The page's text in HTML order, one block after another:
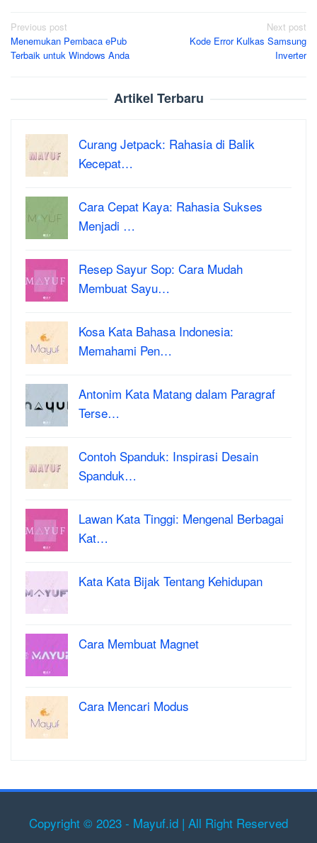
Post
navigation
Previous post
Menemukan Pembaca ePub
Terbaik untuk Windows Anda
Next post
Kode Error Kulkas Samsung
Inverter
Artikel Terbaru
Curang Jetpack: Rahasia di Balik
Kecepat…
Cara Cepat Kaya: Rahasia Sukses
Menjadi …
Resep Sayur Sop: Cara Mudah
Membuat Sayu…
Kosa Kata Bahasa Indonesia:
Memahami Pen…
Antonim Kata Matang dalam Paragraf
Terse…
Contoh Spanduk: Inspirasi Desain
Spanduk…
Lawan Kata Tinggi: Mengenal Berbagai
Kat…
Kata Kata Bijak Tentang Kehidupan
Cara Membuat Magnet
Cara Mencari Modus
Copyright © 2023 - Mayuf.id | All Right Reserved